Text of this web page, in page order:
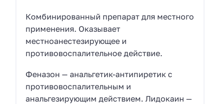
Комбинированный препарат для местного
применения. Оказывает
местноанестезирующее и
противовоспалительное действие.
Феназон — анальгетик-антипиретик с
противовоспалительным и
анальгезирующим действием. Лидокаин —